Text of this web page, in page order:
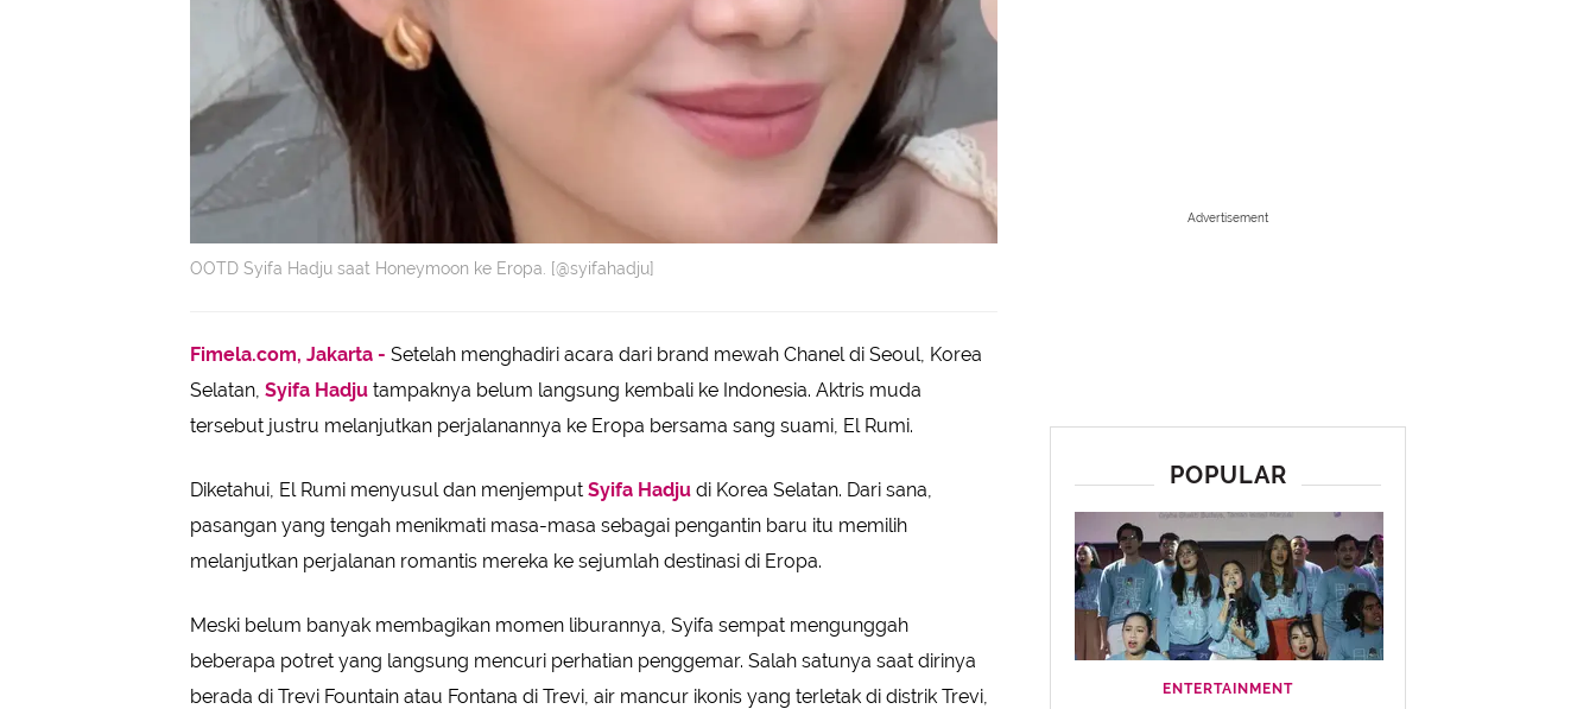
OOTD Syifa Hadju saat Honeymoon ke Eropa. [@syifahadju]
Fimela.com, Jakarta - Setelah menghadiri acara dari brand mewah Chanel di Seoul, Korea
Selatan, Syifa Hadju tampaknya belum langsung kembali ke Indonesia. Aktris muda
tersebut justru melanjutkan perjalanannya ke Eropa bersama sang suami, El Rumi.
Diketahui, El Rumi menyusul dan menjemput Syifa Hadju di Korea Selatan. Dari sana,
pasangan yang tengah menikmati masa-masa sebagai pengantin baru itu memilih
melanjutkan perjalanan romantis mereka ke sejumlah destinasi di Eropa.
Meski belum banyak membagikan momen liburannya, Syifa sempat mengunggah
beberapa potret yang langsung mencuri perhatian penggemar. Salah satunya saat dirinya
berada di Trevi Fountain atau Fontana di Trevi, air mancur ikonis yang terletak di distrik Trevi,
Advertisement
POPULAR
ENTERTAINMENT